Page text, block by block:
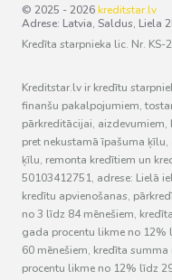
© 2025 - 2026kreditstar.lv
Adrese: Latvia, Saldus, Liela
Kredīta starpnieka lic. Nr. KS-
Kreditstar.lv ir kredītu
finanšu pakalpojumiem,
pārkreditācijai,
pret nekustamā īpašuma
ķīlu, remonta kredītiem un
50103412751, adrese: Lielā
kredītu apvienošanas,
no 3 līdz 84 mēnešiem,
gada procentu likme no
60 mēnešiem, kredīta
procentu likme no 12% līdz